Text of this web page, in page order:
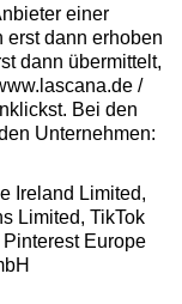
einer
dann erhoben
dann übermittelt,
/
Bei den
Unternehmen:
Ireland Limited,
Limited, TikTok
Europe